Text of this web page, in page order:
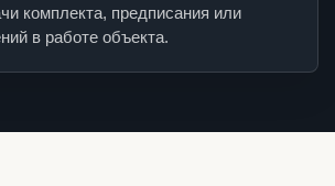
комплекта, предписания или
в работе объекта.